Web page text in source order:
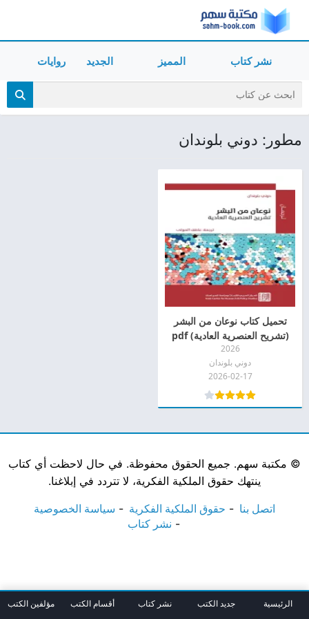
نشر كتاب المميز الجديد روايات
مطور: دوني بلوندان
تحميل كتاب نوعان من البشر
(تشريح العنصرية العادية) pdf
2026
دوني بلوندان
2026-02-17
© مكتبة سهم. جميع الحقوق محفوظة. في حال لاحظت أي كتاب
ينتهك حقوق الملكية الفكرية، لا تتردد في إبلاغنا.
اتصل بنا حقوق الملكية الفكرية
سياسة الخصوصية
نشر كتاب
الرئيسية جديد الكتب نشر كتاب أقسام الكتب مؤلفين الكتب